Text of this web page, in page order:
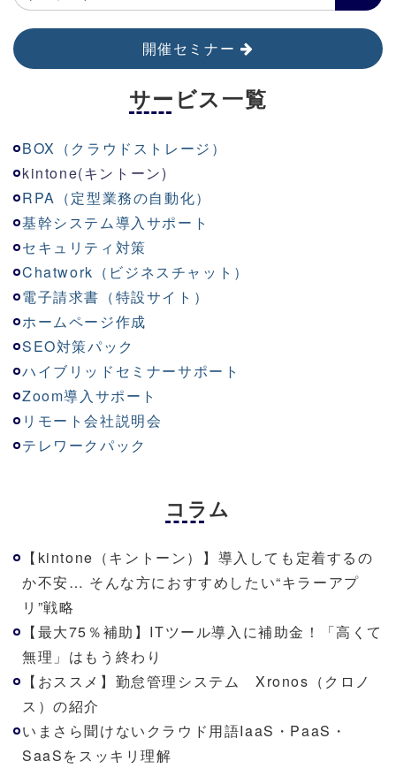
開催セミナー
サービス一覧
BOX（クラウドストレージ）
kintone(キントーン)
RPA（定型業務の自動化）
基幹システム導入サポート
セキュリティ対策
Chatwork（ビジネスチャット）
電子請求書（特設サイト）
ホームページ作成
SEO対策パック
ハイブリッドセミナーサポート
Zoom導入サポート
リモート会社説明会
テレワークパック
コラム
【kintone（キントーン）】導入しても定着するの
か不安… そんな方におすすめしたい“キラーアプ
リ”戦略
【最大75％補助】ITツール導入に補助金！「高くて
無理」はもう終わり
【おススメ】勤怠管理システム Xronos（クロノ
ス）の紹介
いまさら聞けないクラウド用語IaaS・PaaS・
SaaSをスッキリ理解